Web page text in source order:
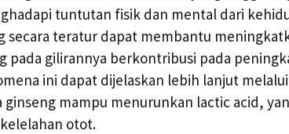
tuntutan fisik dan mental dari
secara teratur dapat membantu
pada gilirannya berkontribusi pada
ini dapat dijelaskan lebih lanjut
mampu menurunkan lactic acid,
otot.